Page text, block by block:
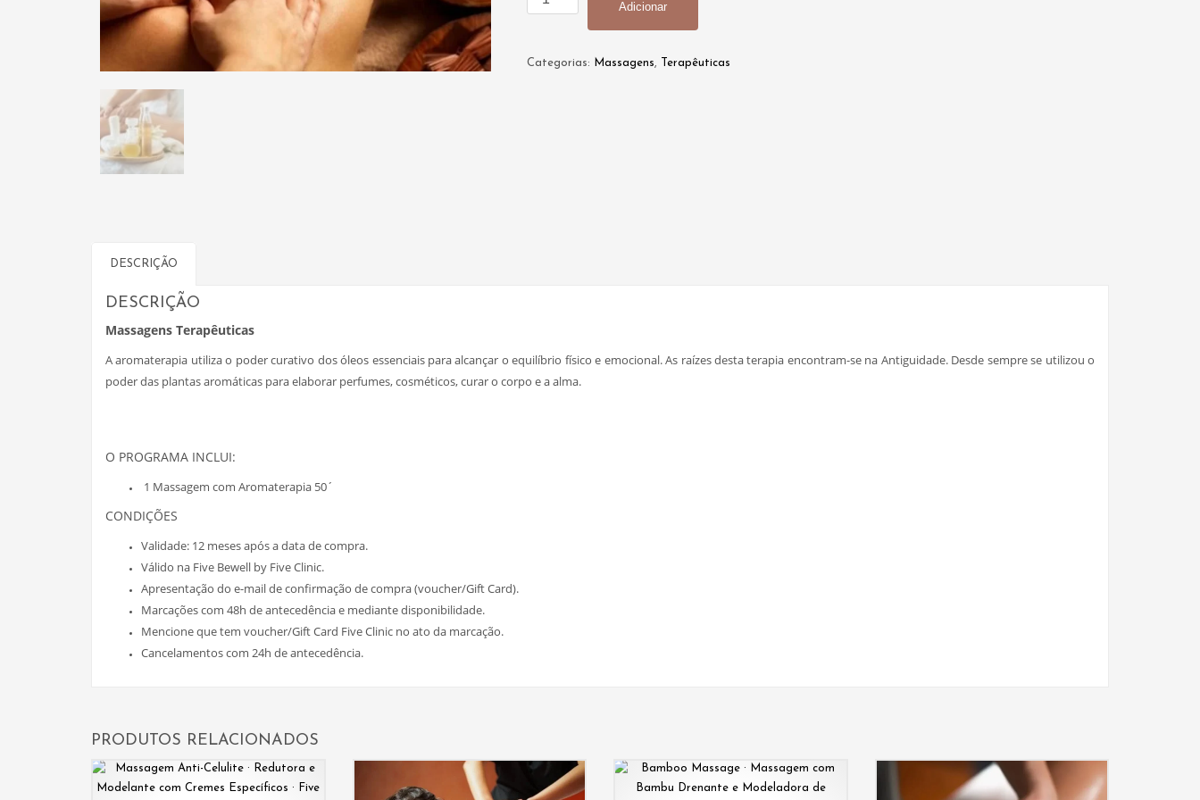
de
Massagem
Aromaterapia
Adicionar
Categorias: Massagens, Terapêuticas
DESCRIÇÃO
DESCRIÇÃO
Massagens Terapêuticas
A aromaterapia utiliza o poder curativo dos óleos essenciais para alcançar o equilíbrio físico e emocional. As raízes desta terapia encontram-se na Antiguidade. Desde sempre se utilizou o
poder das plantas aromáticas para elaborar perfumes, cosméticos, curar o corpo e a alma.
O PROGRAMA INCLUI:
1 Massagem com Aromaterapia 50´
CONDIÇÕES
Validade: 12 meses após a data de compra.
Válido na Five Bewell by Five Clinic.
Apresentação do e-mail de confirmação de compra (voucher/Gift Card).
Marcações com 48h de antecedência e mediante disponibilidade.
Mencione que tem voucher/Gift Card Five Clinic no ato da marcação.
Cancelamentos com 24h de antecedência.
PRODUTOS RELACIONADOS